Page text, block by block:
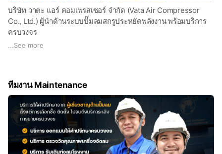
บริษัท วาตะ แอร์ คอมเพรสเซอร์ จำกัด (Vata Air Compressor
Co., Ltd.) ผู้นำด้านระบบปั๊มลมสกรูประหยัดพลังงาน พร้อมบริการ
ครบวงจร
บริการของเรา ครอบคลุมตั้งแต่ต้นจนจบ
🔧 ให้คำปรึกษาโดยผู้เชี่ยวชาญ
วิเคราะห์ความต้องการจริงของโรงงาน วางระบบลมอย่างเหมาะสม
เพื่อให้เกิดประสิทธิภาพสูงสุดในการใช้งาน
...See more
ทีมงาน Maintenance